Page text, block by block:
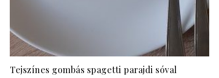
Tejszínes gombás spagetti parajdi sóval